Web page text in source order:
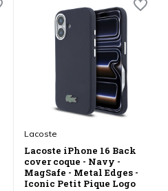
Lacoste
Lacoste iPhone 16 Back
cover coque - Navy -
MagSafe - Metal Edges -
Iconic Petit Pique Logo